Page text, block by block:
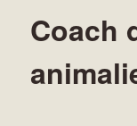
Coach